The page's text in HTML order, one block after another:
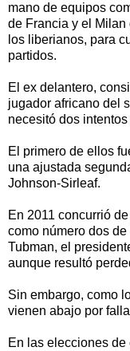
mano de equipos
de Francia y el Milan
los liberianos, para
partidos.
El ex delantero,
jugador africano del
necesitó dos
El primero de ellos
una ajustada
Johnson-Sirleaf.
En 2011 concurrió
como número dos
Tubman, el
aunque resultó
Sin embargo, como
vienen abajo por
En las elecciones